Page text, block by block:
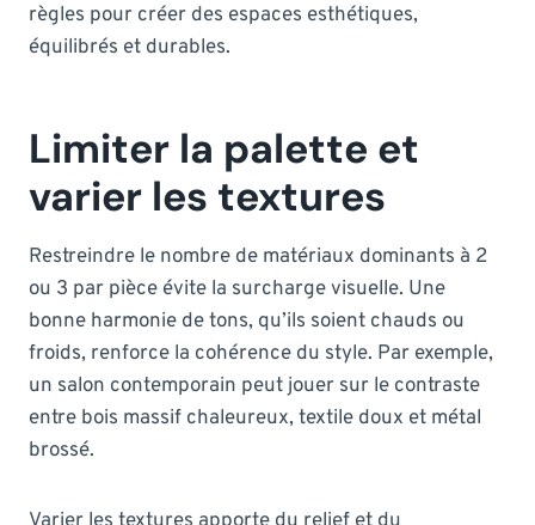
règles pour créer des espaces esthétiques,
équilibrés et durables.
Limiter la palette et
varier les textures
Restreindre le nombre de matériaux dominants à 2
ou 3 par pièce évite la surcharge visuelle. Une
bonne harmonie de tons, qu’ils soient chauds ou
froids, renforce la cohérence du style. Par exemple,
un salon contemporain peut jouer sur le contraste
entre bois massif chaleureux, textile doux et métal
brossé.